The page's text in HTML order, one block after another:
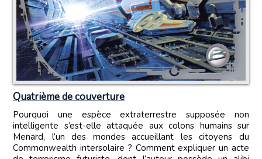
Quatrième de couverture
Pourquoi une espèce extraterrestre supposée non
intelligente s’est-elle attaquée aux colons humains sur
Menard, l’un des mondes accueillant les citoyens du
Commonwealth intersolaire ? Comment expliquer un acte